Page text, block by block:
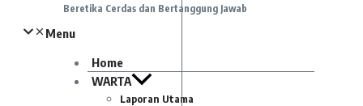
Beretika Cerdas dan Bertanggung Jawab
Menu
Home
WARTA
Laporan Utama